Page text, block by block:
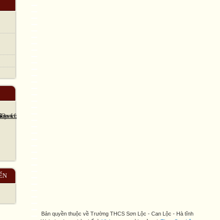
Bản quyền thuộc về Trường THCS Sơn Lộc - Can Lộc - Hà tĩnh